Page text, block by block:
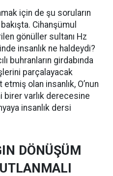
için de şu soruların
Cihanşümul
gönüller sultanı Hz
insanlık ne haldeydi?
buhranların girdabında
parçalayacak
olan insanlık, O’nun
birer varlık derecesine
insanlık dersi
DÖNÜŞÜM